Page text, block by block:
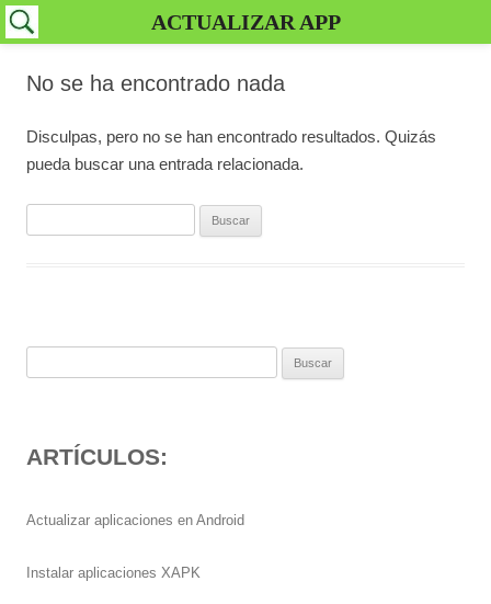
No se ha encontrado nada
Disculpas, pero no se han encontrado resultados. Quizás
pueda buscar una entrada relacionada.
ARTÍCULOS:
Actualizar aplicaciones en Android
Instalar aplicaciones XAPK
ACTUALIZAR APP